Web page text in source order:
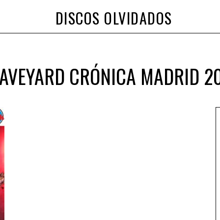
DISCOS OLVIDADOS
CRÓNICA MADRID